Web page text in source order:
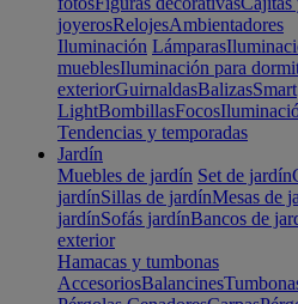
joyerosRelojesAmbientadores
Iluminación Lámparas
mueblesIluminación para
exteriorGuirnaldasBalizasSmart
LightBombillasFocos
Tendencias y temporadas
Jardín
Muebles de jardín Set de jardín
jardínSillas de jardínMesas de
jardínSofás jardínBancos de
exterior
Hamacas y tumbonas
AccesoriosBalancines